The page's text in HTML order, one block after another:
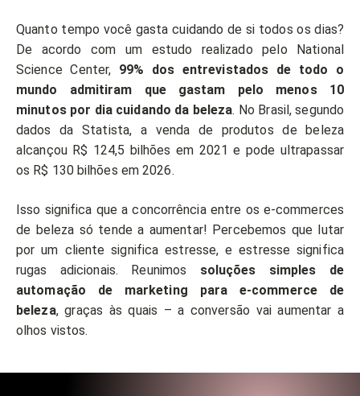
Quanto tempo você gasta cuidando de si todos os dias?
De acordo com um estudo realizado pelo National
Science Center, 99% dos entrevistados de todo o
mundo admitiram que gastam pelo menos 10
minutos por dia cuidando da beleza. No Brasil, segundo
dados da Statista, a venda de produtos de beleza
alcançou R$ 124,5 bilhões em 2021 e pode ultrapassar
os R$ 130 bilhões em 2026.
Isso significa que a concorrência entre os e-commerces
de beleza só tende a aumentar! Percebemos que lutar
por um cliente significa estresse, e estresse significa
rugas adicionais. Reunimos soluções simples de
automação de marketing para e-commerce de
beleza, graças às quais – a conversão vai aumentar a
olhos vistos.